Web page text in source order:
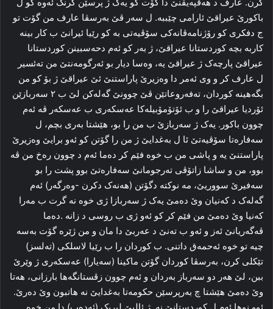
باکورێ عیراقێ ئارامی چێببه‌. ل سه‌ر ڤێ‌ به‌رسڤا عارف من گۆت تو
ج دفکری‌ کو رۆژنامه‌ڤانه‌کی سۆڤیه‌تی به‌ کو رێیا ئیرانێ ب کار بینه‌
کاربه‌ بچه‌ کوردستانا عیراقێ، ژ به‌ر کو ئه‌م دحه‌سبینن کوردستانا
عیراقێ پا‌رچەک ژ عیراقێ یه‌، وەسا دیار بو ئەرگومه‌نتێ من ته‌ئسیر
ل عارف کر و وی ئه‌مر دا وه‌زیرێ پاراستنێ ئێ عیراقێ ژ بۆ کو من
بگەهینه‌ کوردان، تەفەروعاتێن ڤێ چوونێ گه‌له‌کن لێ ب ۲ سه‌ربازێن
ئۆردیا عیراقێ را‌ و ب ئۆتۆمۆبیلەكا عه‌سکه‌ری ب عه‌سکه‌ر ڤە ئه‌م
چوون باکور. یه‌ک ژ سه‌ربازێ ب من را بو، هێشتا به‌ری بچم، ل
سەفارەتا سۆڤیه‌تێ‌ ئا ل بەغدایێ ژ من را گۆتن كو ئەو برایێ‌ وه‌زیرێ
پاراستنێ یه‌ و پاشی من ب خوه‌ فێم کر ده‌ما ئه‌م د چوون رەخ من ڤە
بوو، من و ساشا زاتۆڤی ته‌رجومانێ سه‌فاره‌تێ بوو پشت را‌ بو
سه‌فیرێ سووریێ، مه‌ نوکته‌ دگۆتن (هه‌نه‌ک دکرن -وه‌رگه‌ر) ئه‌م
گه‌له‌ک د که‌نیان وێ ده‌مێ یه‌ک ژ سه‌ربازا ژی خوه‌ نه‌ گرت ب مه‌را‌
که‌نیا وێ ده‌مێ من فێم کر کو ئه‌و ژی ب روسی د زانە .ده‌ما
ڤه‌گه‌ریانێ ئه‌ز و ئەو ب ته‌نێ د عه‌ربێ دا مان و من ژێره‌ گۆت به‌سه‌
چیە تو خوه‌ ئه‌حمه‌ق داتنی. ب كوردان ر‌ا ب رێیا لاسلکی (ته‌لسز) ‌
تێکلی کرن، به‌رسڤا کوردان گۆتن ماکینا (سه‌یارا) عه‌سکه‌ری ژ وێرێ
ببن، لێ هه‌ر دو سه‌رباز به‌ردان و ئه‌م چوون زڤستانگه‌ها بارزانی، هه‌تا
وێ ده‌مێ هێشتا چ به‌رپرسێن حكومەتا به‌غدایێ‌ نه‌ هاتبون وێ‌ ده‌رێ.